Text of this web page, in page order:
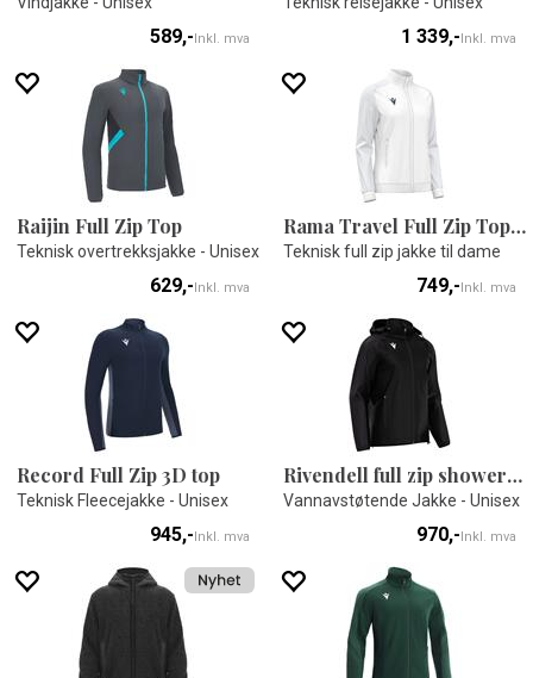
589,-Inkl. mva 1 339,-Inkl. mva
Raijin Full Zip Top
Teknisk overtrekksjakke - Unisex
629,-Inkl. mva
Rama Travel Full Zip Top W
Teknisk full zip jakke til dame
749,-Inkl. mva
Record Full Zip 3D top
Teknisk Fleecejakke - Unisex
945,-Inkl. mva
Rivendell full zip showerjacket
Vannavstøtende Jakke - Unisex
970,-Inkl. mva